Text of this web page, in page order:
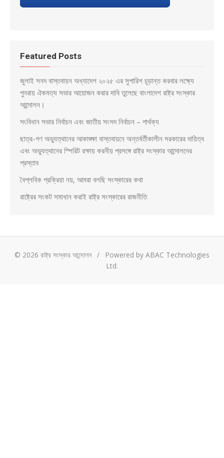
Featured Posts
জুলাই সনদ বাস্তবায়ন অধ্যাদেশ ২০২৫ এর সুপারিশ চূড়ান্ত করবার লক্ষ্যে
পুনরায় ঐকমত্য সভার আয়োজন করার দাবি তুলেছে বাংলাদেশ রাষ্ট্র সংস্কার
আন্দোলন।
সংবিধান সভার নির্বাচন এবং জাতীয় সংসদ নির্বাচন – পার্থক্য
ছাত্র-গণ অভ্যুত্থানের আকাঙ্ক্ষা বাস্তবায়নে অন্তর্বর্তীকালীন সরকারের দায়িত্ব
এবং অভ্যুত্থানের স্পিরিট রক্ষায় করনীয় প্রসঙ্গে রাষ্ট্র সংস্কার আন্দোলনের
প্রস্তাব
বৈপ্লবিক প্রক্রিয়া নয়, আমরা বলছি সংস্কারের কথা
রাষ্ট্রের সংকট সমাধান করাই রাষ্ট্র সংস্কারের রাজনীতি
© 2026 রাষ্ট্র সংস্কার আন্দোলন /
Powered by ABAC Technologies
Ltd.